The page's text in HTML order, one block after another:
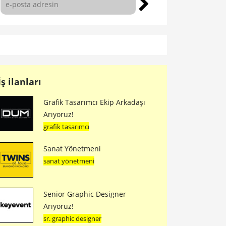
ilanları
Grafik Tasarımcı Ekip Arkadaşı
Arıyoruz!
grafik tasarımcı
Sanat Yönetmeni
sanat yönetmeni
Senior Graphic Designer
Arıyoruz!
sr. graphic designer